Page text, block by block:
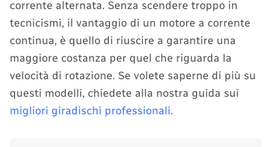
corrente alternata. Senza scendere troppo in
tecnicismi, il vantaggio di un motore a corrente
continua, è quello di riuscire a garantire una
maggiore costanza per quel che riguarda la
velocità di rotazione. Se volete saperne di più su
questi modelli, chiedete alla nostra guida sui
migliori giradischi professionali.